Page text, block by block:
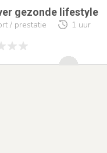
gezonde lifestyle
/ prestatie 1 uur